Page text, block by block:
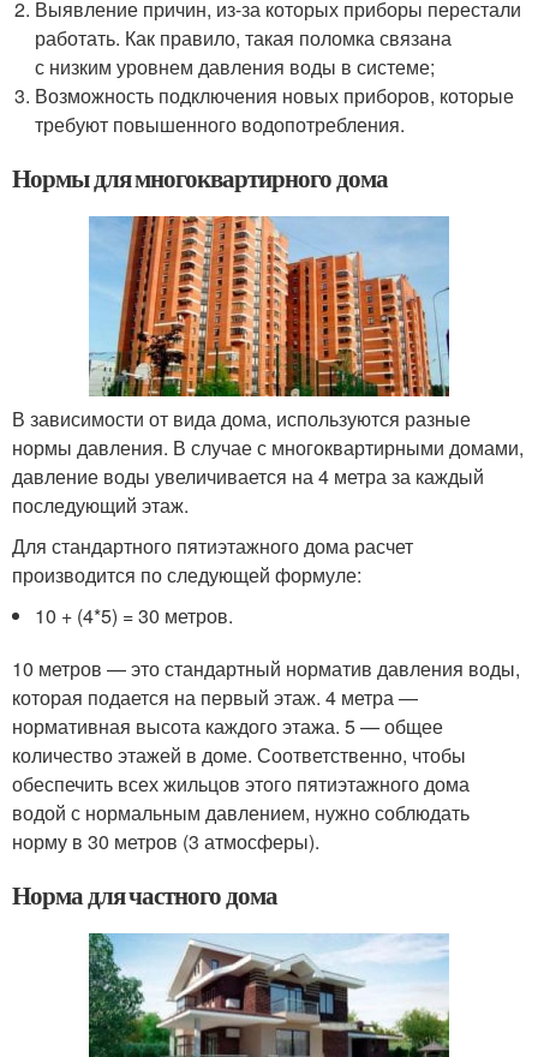
Выявление причин, из-за которых приборы перестали
работать. Как правило, такая поломка связана
с низким уровнем давления воды в системе;
Возможность подключения новых приборов, которые
требуют повышенного водопотребления.
Нормы для многоквартирного дома
В зависимости от вида дома, используются разные
нормы давления. В случае с многоквартирными домами,
давление воды увеличивается на 4 метра за каждый
последующий этаж.
Для стандартного пятиэтажного дома расчет
производится по следующей формуле:
10 + (4*5) = 30 метров.
10 метров — это стандартный норматив давления воды,
которая подается на первый этаж. 4 метра —
нормативная высота каждого этажа. 5 — общее
количество этажей в доме. Соответственно, чтобы
обеспечить всех жильцов этого пятиэтажного дома
водой с нормальным давлением, нужно соблюдать
норму в 30 метров (3 атмосферы).
Норма для частного дома